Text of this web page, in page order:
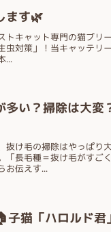
ます🌿
トキャット専門の猫ブリ
虫対策」！当キャッテリ
...
多い？掃除は大
抜け毛の掃除はやっぱり
「長毛種＝抜け毛がすご
お伝えす...
子猫「ハロルド君